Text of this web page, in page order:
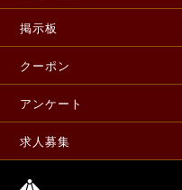
掲示板
クーポン
アンケート
求人募集